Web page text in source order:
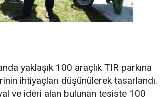
yaklaşık 100 araçlık TIR parkına
ihtiyaçları düşünülerek tasarlandı.
ve ideri alan bulunan tesiste 100